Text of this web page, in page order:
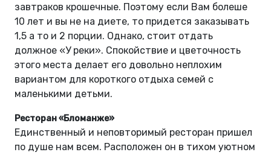
завтраков крошечные. Поэтому если Вам болеше
10 лет и вы не на диете, то придется заказывать
1,5 а то и 2 порции. Однако, стоит отдать
должное «У реки». Спокойствие и цветочность
этого места делает его довольно неплохим
вариантом для короткого отдыха семей с
маленькими детьми.
Ресторан «Бломанже»
Единственный и неповторимый ресторан пришел
по душе нам всем. Расположен он в тихом уютном